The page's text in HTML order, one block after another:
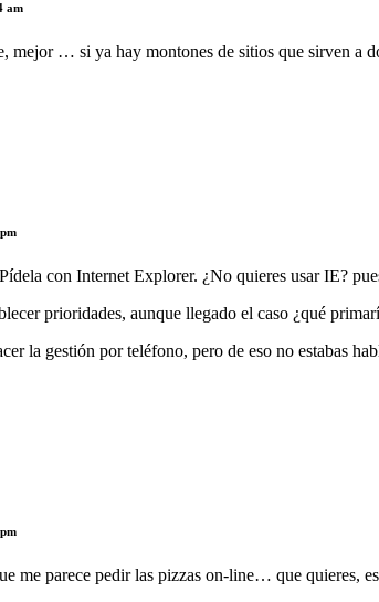
am
mejor … si ya hay montones de sitios que sirven a
con Internet Explorer. ¿No quieres usar IE?
prioridades, aunque llegado el caso ¿qué
la gestión por teléfono, pero de eso no estabas
me parece pedir las pizzas on-line… que quieres,